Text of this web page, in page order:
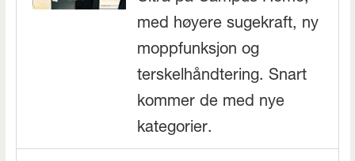
med høyere sugekraft, ny
moppfunksjon og
terskelhåndtering. Snart
kommer de med nye
kategorier.